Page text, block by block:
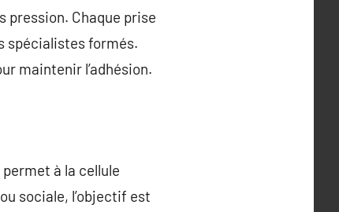
pression. Chaque prise
spécialistes formés.
maintenir l’adhésion.
à la cellule
sociale, l’objectif est